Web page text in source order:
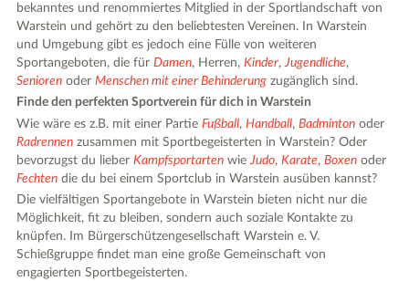
bekanntes und renommiertes Mitglied in der Sportlandschaft von
Warstein und gehört zu den beliebtesten Vereinen. In Warstein
und Umgebung gibt es jedoch eine Fülle von weiteren
Sportangeboten, die fürDamen, Herren,Kinder,Jugendliche,
Senioren oderMenschen mit einer Behinderung zugänglich sind.
Finde den perfekten Sportverein für dich in Warstein
Wie wäre es z.B. mit einer PartieFußball,Handball,Badminton oder
Radrennen zusammen mit Sportbegeisterten in Warstein? Oder
bevorzugst du lieberKampfsportarten wieJudo,Karate,Boxen oder
Fechten die du bei einem Sportclub in Warstein ausüben kannst?
Die vielfältigen Sportangebote in Warstein bieten nicht nur die
Möglichkeit, fit zu bleiben, sondern auch soziale Kontakte zu
knüpfen. Im Bürgerschützengesellschaft Warstein e. V.
Schießgruppe findet man eine große Gemeinschaft von
engagierten Sportbegeisterten.